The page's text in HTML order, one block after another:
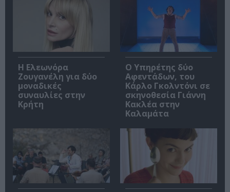
Η Ελεωνόρα
Ζουγανέλη για δύο
μοναδικές
συναυλίες στην
Κρήτη
Ο Υπηρέτης δύο
Αφεντάδων, του
Κάρλο Γκολντόνι σε
σκηνοθεσία Γιάννη
Κακλέα στην
Καλαμάτα